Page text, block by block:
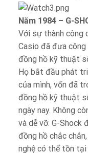
Năm 1984 – G-
Với sự thành công
Casio đã đưa công
đồng hồ kỹ thuật
Họ bắt đầu phát
của mình, vốn đã
đồng hồ kỹ thuật
ngày nay. Không
và dễ vỡ. G-Shock
đồng hồ chắc
nghệ có thể tồn